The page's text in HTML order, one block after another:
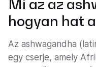
Mi az az
hogyan hat
Az ashwagandha
egy cserje, amely